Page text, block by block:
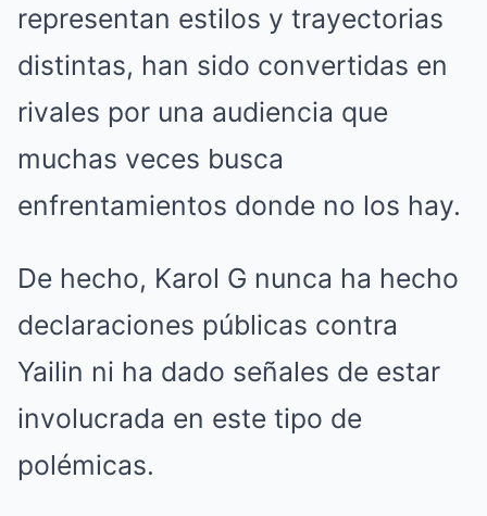
representan estilos y trayectorias
distintas, han sido convertidas en
rivales por una audiencia que
muchas veces busca
enfrentamientos donde no los hay.
De hecho, Karol G nunca ha hecho
declaraciones públicas contra
Yailin ni ha dado señales de estar
involucrada en este tipo de
polémicas.